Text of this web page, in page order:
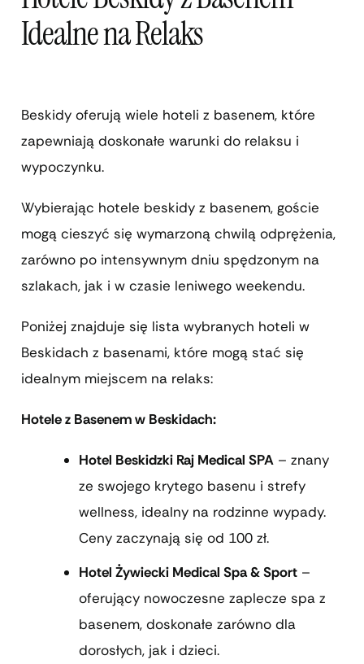
Idealne na Relaks
Beskidy oferują wiele hoteli z basenem, które
zapewniają doskonałe warunki do relaksu i
wypoczynku.
Wybierając hotele beskidy z basenem, goście
mogą cieszyć się wymarzoną chwilą odprężenia,
zarówno po intensywnym dniu spędzonym na
szlakach, jak i w czasie leniwego weekendu.
Poniżej znajduje się lista wybranych hoteli w
Beskidach z basenami, które mogą stać się
idealnym miejscem na relaks:
Hotele z Basenem w Beskidach:
Hotel Beskidzki Raj Medical SPA – znany
ze swojego krytego basenu i strefy
wellness, idealny na rodzinne wypady.
Ceny zaczynają się od 100 zł.
Hotel Żywiecki Medical Spa & Sport –
oferujący nowoczesne zaplecze spa z
basenem, doskonałe zarówno dla
dorosłych, jak i dzieci.